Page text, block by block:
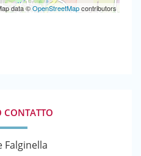
data ©OpenStreetMapcontributors
CONTATTO